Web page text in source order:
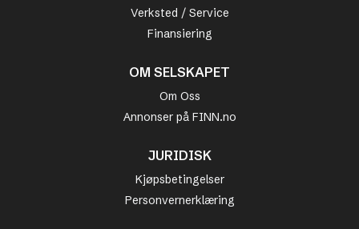
Verksted / Service
Finansiering
OM SELSKAPET
Om Oss
Annonser på FINN.no
JURIDISK
Kjøpsbetingelser
Personvernerklæring